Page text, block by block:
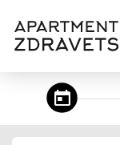
steps_calendar